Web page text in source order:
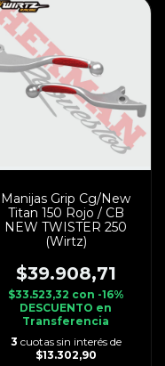
Manijas Grip Cg/New
Titan 150 Rojo / CB
NEW TWISTER 250
(Wirtz)
$39.908,71
$33.523,32 con -16%
DESCUENTO en
Transferencia
3 cuotas sin interés de
$13.302,90